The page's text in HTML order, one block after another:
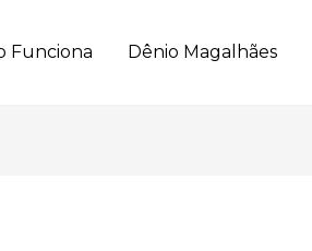
Funciona Dênio Magalhães